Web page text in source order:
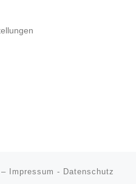
– Impressum - Datenschutz